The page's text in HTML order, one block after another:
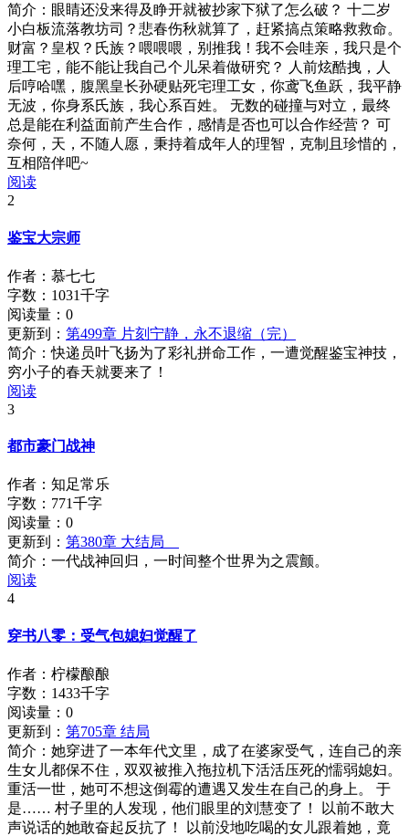
简介： 眼睛还没来得及睁开就被抄家下狱了怎么破？ 十二岁
小白板流落教坊司？悲春伤秋就算了，赶紧搞点策略救救命。
财富？皇权？氏族？喂喂喂，别推我！我不会哇亲，我只是个
理工宅，能不能让我自己个儿呆着做研究？ 人前炫酷拽，人
后哼哈嘿，腹黑皇长孙硬贴死宅理工女，你鸢飞鱼跃，我平静
无波，你身系氏族，我心系百姓。 无数的碰撞与对立，最终
总是能在利益面前产生合作，感情是否也可以合作经营？ 可
奈何，天，不随人愿，秉持着成年人的理智，克制且珍惜的，
互相陪伴吧~
阅读
2
鉴宝大宗师
作者：慕七七
字数：1031千字
阅读量： 0
更新到： 第499章 片刻宁静，永不退缩（完）
简介：快递员叶飞扬为了彩礼拼命工作，一遭觉醒鉴宝神技，
穷小子的春天就要来了！
阅读
3
都市豪门战神
作者：知足常乐
字数：771千字
阅读量： 0
更新到： 第380章 大结局
简介： 一代战神回归，一时间整个世界为之震颤。
阅读
4
穿书八零：受气包媳妇觉醒了
作者：柠檬酿酿
字数：1433千字
阅读量： 0
更新到： 第705章 结局
简介： 她穿进了一本年代文里，成了在婆家受气，连自己的亲
生女儿都保不住，双双被推入拖拉机下活活压死的懦弱媳妇。
重活一世，她可不想这倒霉的遭遇又发生在自己的身上。 于
是…… 村子里的人发现，他们眼里的刘慧变了！ 以前不敢大
声说话的她敢奋起反抗了！ 以前没地吃喝的女儿跟着她，竟